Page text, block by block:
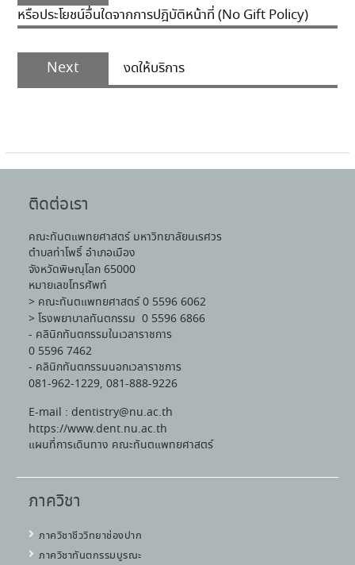
หรือประโยชน์อื่นใดจากการปฎิบัติหน้าที่ (No Gift Policy)
Next งดให้บริการ
ติดต่อเรา
คณะทันตแพทยศาสตร์ มหาวิทยาลัยนเรศวร
ตำบลท่าโพธิ์ อำเภอเมือง
จังหวัดพิษณุโลก 65000
หมายเลขโทรศัพท์
> คณะทันตแพทยศาสตร์ 0 5596 6062
> โรงพยาบาลทันตกรรม 0 5596 6866
- คลินิกทันตกรรมในเวลาราชการ
0 5596 7462
- คลินิกทันตกรรมนอกเวลาราชการ
081-962-1229, 081-888-9226
E-mail : dentistry@nu.ac.th
https://www.dent.nu.ac.th
แผนที่การเดินทาง คณะทันตแพทยศาสตร์
ภาควิชา
ภาควิชาชีววิทยาช่องปาก
ภาควิชาทันตกรรมบูรณะ